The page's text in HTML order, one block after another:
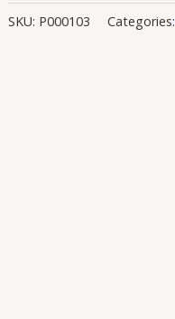
SKU: P000103 Categories: